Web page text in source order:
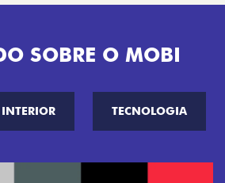
SOBRE O MOBI
INTERIOR TECNOLOGIA